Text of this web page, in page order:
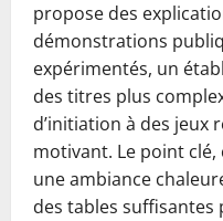
propose des
démonstrations
expérimentés, un
des titres plus
d’initiation à des jeux
motivant. Le point clé,
une ambiance
des tables suffisantes